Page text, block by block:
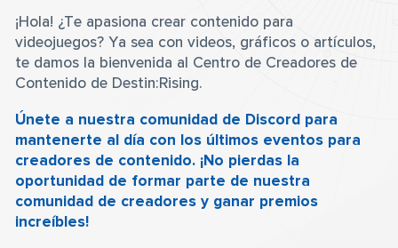
¡Hola! ¿Te apasiona crear contenido para
videojuegos? Ya sea con videos, gráficos o artículos,
te damos la bienvenida al Centro de Creadores de
Contenido de Destin:Rising.
Únete a nuestra comunidad de Discord para
mantenerte al día con los últimos eventos para
creadores de contenido. ¡No pierdas la
oportunidad de formar parte de nuestra
comunidad de creadores y ganar premios
increíbles!